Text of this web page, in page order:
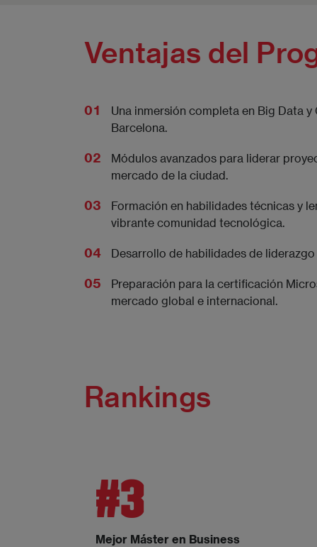
Ventajas del
Una inmersión completa en Big Data
Barcelona.
Módulos avanzados para liderar
mercado de la ciudad.
Formación en habilidades técnicas y
vibrante comunidad tecnológica.
Desarrollo de habilidades de
Preparación para la certificación
mercado global e internacional.
Rankings
#3
Mejor Máster en Business